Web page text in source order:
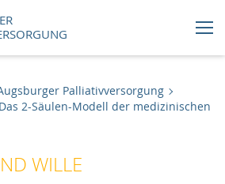
im häuslichen Umfeld
in stationären
Palliativversorgung
2-Säulen-Modell der medizinischen
WILLE